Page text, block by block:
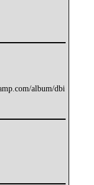
album/dbi